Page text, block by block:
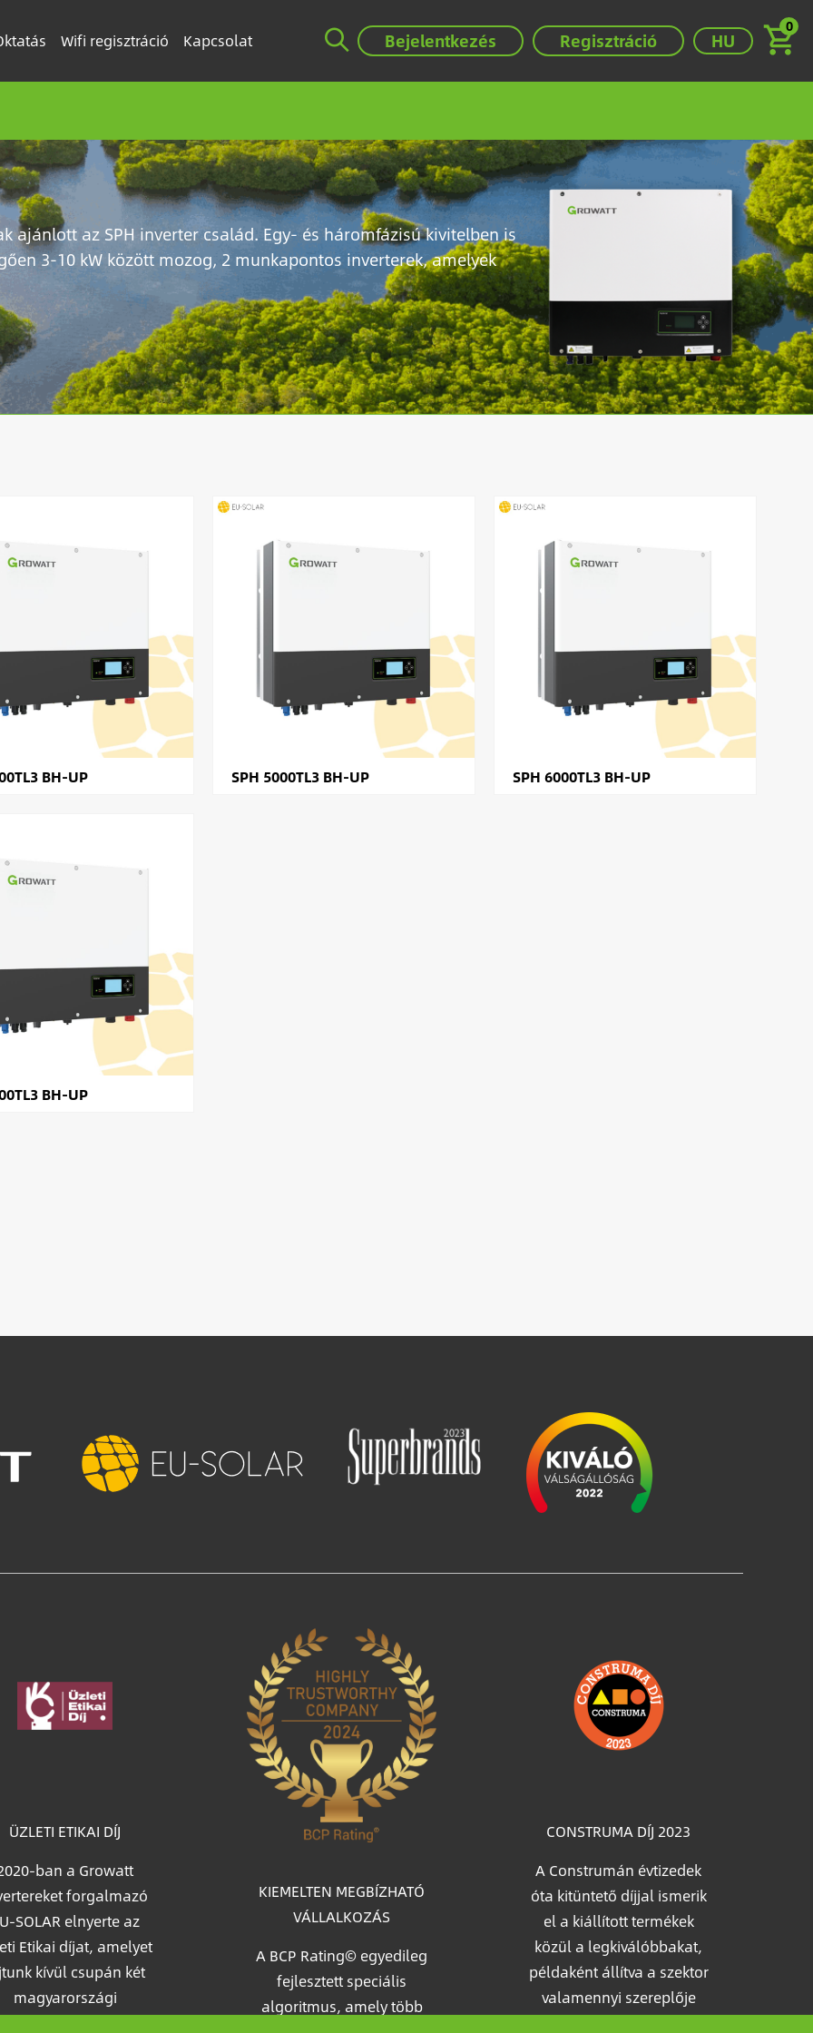
Wifi regisztráció Kapcsolat Bejelentkezés Regisztráció Válassza ki a
HU
0
ajánlott az SPH inverter család. Egy- és háromfázisú kivitelben is
3-10 kW között mozog, 2 munkapontos inverterek, amelyek
Image
BH-UP SPH 5000TL3 BH-UP SPH 6000TL3 BH-UP
BH-UP
ÜZLETI ETIKAI DÍJ
ban a Growatt
forgalmazó
SOLAR elnyerte az
Etikai díjat, amelyet
kívül csupán két
magyarországi
ítélt oda
KIEMELTEN MEGBÍZHATÓ
VÁLLALKOZÁS
A BCP Rating© egyedileg
fejlesztett speciális
algoritmus, amely több
CONSTRUMA DÍJ 2023
A Construmán évtizedek
óta kitüntető díjjal ismerik
el a kiállított termékek
közül a legkiválóbbakat,
példaként állítva a szektor
valamennyi szereplője
számára. 2023-ben a